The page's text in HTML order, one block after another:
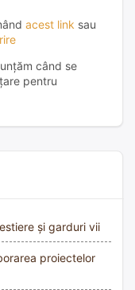
acest link sau
când se
pentru
și garduri vii
proiectelor